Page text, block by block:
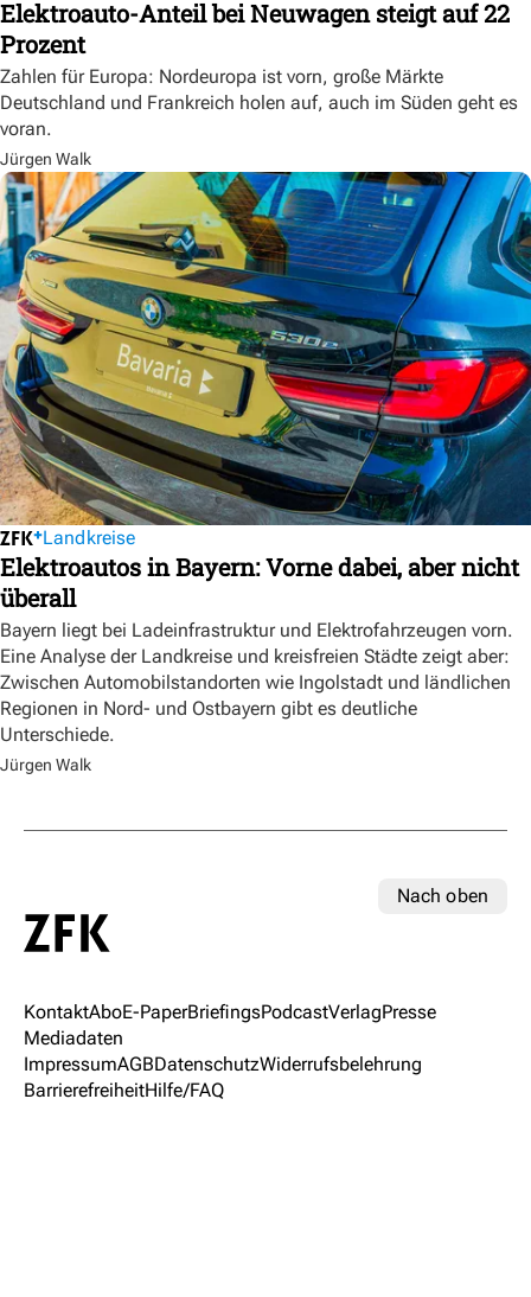
Elektroauto-Anteil bei Neuwagen steigt auf 22
Prozent
Zahlen für Europa: Nordeuropa ist vorn, große Märkte
Deutschland und Frankreich holen auf, auch im Süden geht es
voran.
Jürgen Walk
Landkreise
Elektroautos in Bayern: Vorne dabei, aber nicht
überall
Bayern liegt bei Ladeinfrastruktur und Elektrofahrzeugen vorn.
Eine Analyse der Landkreise und kreisfreien Städte zeigt aber:
Zwischen Automobilstandorten wie Ingolstadt und ländlichen
Regionen in Nord- und Ostbayern gibt es deutliche
Unterschiede.
Jürgen Walk
Nach oben
KontaktAboE-PaperBriefingsPodcastVerlagPresse
Mediadaten
ImpressumAGBDatenschutzWiderrufsbelehrung
BarrierefreiheitHilfe/FAQ